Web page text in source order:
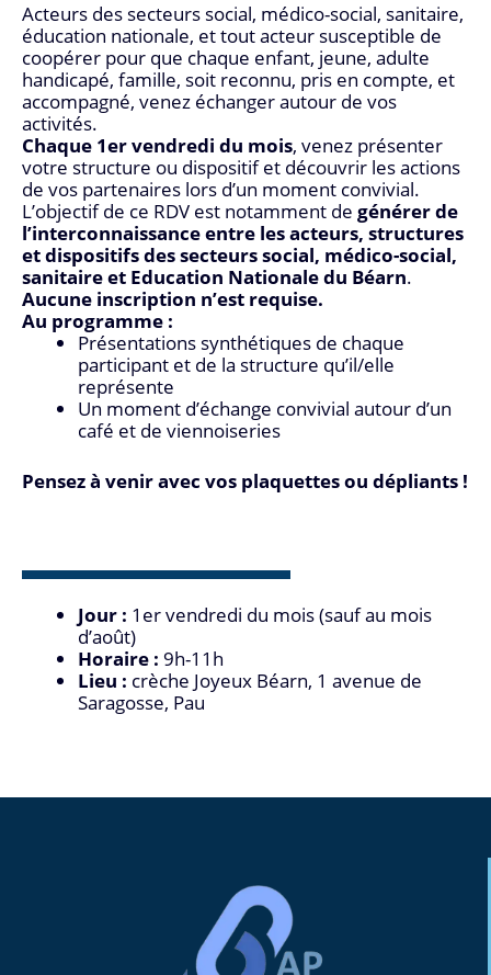
Acteurs des secteurs social, médico-social, sanitaire,
éducation nationale, et tout acteur susceptible de
coopérer pour que chaque enfant, jeune, adulte
handicapé, famille, soit reconnu, pris en compte, et
accompagné, venez échanger autour de vos
activités.
Chaque 1er vendredi du mois, venez présenter
votre structure ou dispositif et découvrir les actions
de vos partenaires lors d’un moment convivial.
L’objectif de ce RDV est notamment de générer de
l’interconnaissance entre les acteurs, structures
et dispositifs des secteurs social, médico-social,
sanitaire et Education Nationale du Béarn.
Aucune inscription n’est requise.
Au programme :
Présentations synthétiques de chaque
participant et de la structure qu’il/elle
représente
Un moment d’échange convivial autour d’un
café et de viennoiseries
Pensez à venir avec vos plaquettes ou dépliants !
Jour : 1er vendredi du mois (sauf au mois
d’août)
Horaire : 9h-11h
Lieu : crèche Joyeux Béarn, 1 avenue de
Saragosse, Pau